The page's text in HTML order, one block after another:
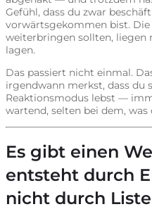
Gefühl, dass du zwar
vorwärtsgekommen bist.
weiterbringen sollten, liegen
lagen.
Das passiert nicht einmal.
irgendwann merkst, dass du
Reaktionsmodus lebst —
wartend, selten bei dem,
Es gibt einen
entsteht durch
nicht durch